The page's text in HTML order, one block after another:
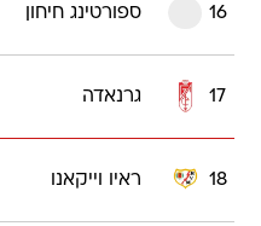
16 ספורטינג חיחון
17 גרנאדה
18 ראיו וייקאנו